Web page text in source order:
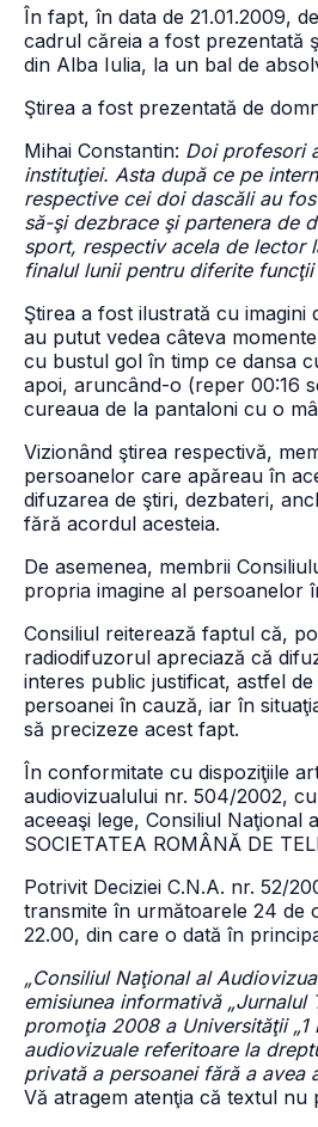
În fapt, în data de 21.01.2009,
cadrul căreia a fost prezentată
din Alba Iulia, la un bal de
Ştirea a fost prezentată de
Mihai Constantin: Doi profesori
instituţiei. Asta după ce pe
respective cei doi dascăli au
să-şi dezbrace şi partenera de
sport, respectiv acela de lector
finalul lunii pentru diferite
Ştirea a fost ilustrată cu
au putut vedea câteva
cu bustul gol în timp ce dansa
apoi, aruncând-o (reper 00:16
cureaua de la pantaloni cu o
Vizionând ştirea respectivă,
persoanelor care apăreau în
difuzarea de ştiri, dezbateri,
fără acordul acesteia.
De asemenea, membrii
propria imagine al persoanelor
Consiliul reiterează faptul că,
radiodifuzorul apreciază că
interes public justificat, astfel
persoanei în cauză, iar în
să precizeze acest fapt.
În conformitate cu dispoziţiile
audiovizualului nr. 504/2002,
aceeaşi lege, Consiliul Naţional
SOCIETATEA ROMÂNĂ DE
Potrivit Deciziei C.N.A. nr. 52/
transmite în următoarele 24 de
22.00, din care o dată în
„Consiliul Naţional al
emisiunea informativă
promoţia 2008 a Universităţii
audiovizuale referitoare la
privată a persoanei fără a avea
Vă atragem atenţia că textul